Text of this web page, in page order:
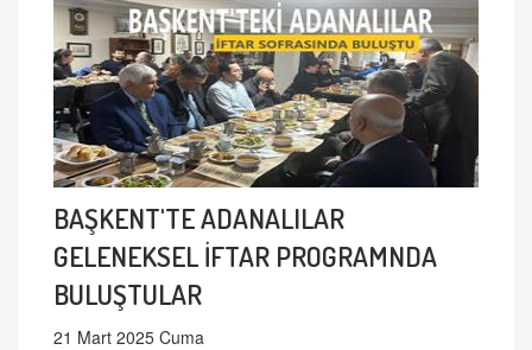
BAŞKENT'TE ADANALILAR
GELENEKSEL İFTAR PROGRAMNDA
BULUŞTULAR
21 Mart 2025 Cuma